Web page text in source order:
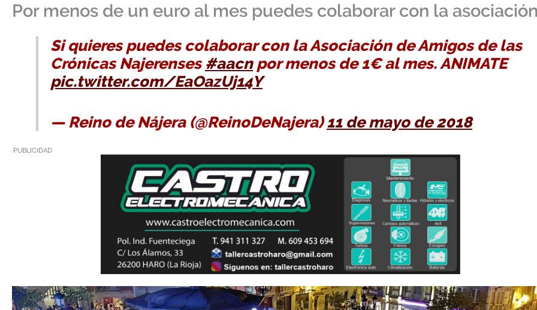
Por menos de un euro al mes puedes colaborar con la
Si quieres puedes colaborar con la Asociación de Amigos de las
Crónicas Najerenses #aacnpor menos de 1€ al mes. ANIMATE
pic.twitter.com/EaOazUj14Y
— Reino de Nájera (@ReinoDeNajera)11 de mayo de 2018
PUBLICIDAD